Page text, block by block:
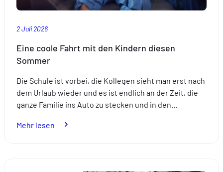
2 Juli 2026
Eine coole Fahrt mit den Kindern diesen
Sommer
Die Schule ist vorbei, die Kollegen sieht man erst nach
dem Urlaub wieder und es ist endlich an der Zeit, die
ganze Familie ins Auto zu stecken und in den…
Mehr lesen